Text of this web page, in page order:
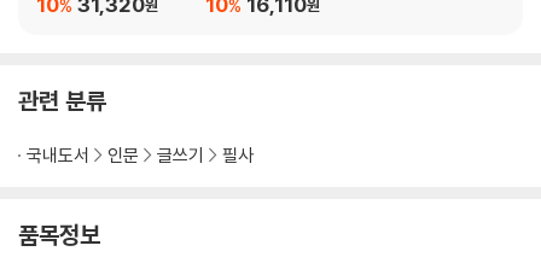
원
% 원
%
관련 분류
국내도서 인문 글쓰기 필사
품목정보